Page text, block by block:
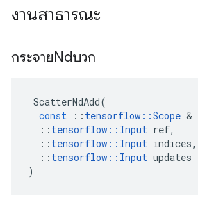
งานสาธารณะ
กระจายNdบวก
ScatterNdAdd(
const
:: tensorflow ::Scope &
:: tensorflow :: Input ref,
:: tensorflow :: Input indices,
:: tensorflow :: Input updates
)